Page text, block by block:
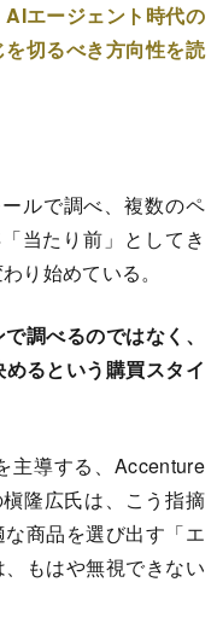
エージェント時代の
切るべき方向性を読
ルで調べ、複数のペ
当たり前」としてき
り始めている。
調べるのではなく、
るという購買スタイ
主導する、Accenture
隆広氏は、こう指摘
商品を選び出す「エ
もはや無視できない